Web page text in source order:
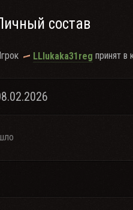
состав
LLIukaka31reg принят в